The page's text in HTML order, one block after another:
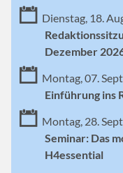
Dienstag, 18.
Dezember
Montag, 07.
Einführung ins
Montag, 28.
Seminar: Das
H4essential